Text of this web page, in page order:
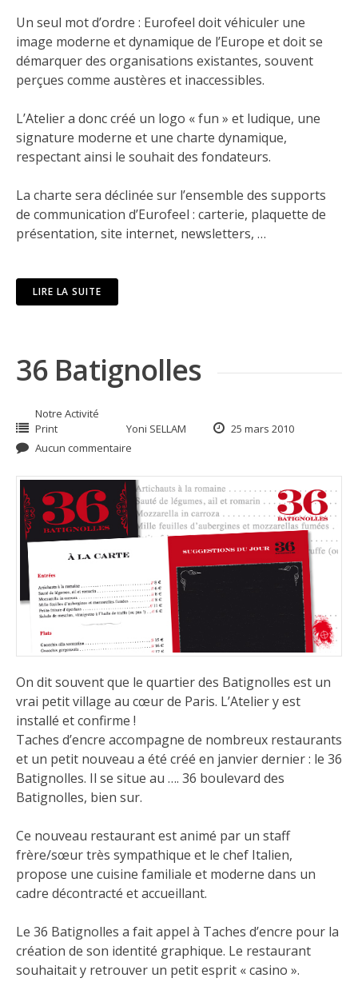
Un seul mot d’ordre : Eurofeel doit véhiculer une
image moderne et dynamique de l’Europe et doit se
démarquer des organisations existantes, souvent
perçues comme austères et inaccessibles.
L’Atelier a donc créé un logo « fun » et ludique, une
signature moderne et une charte dynamique,
respectant ainsi le souhait des fondateurs.
La charte sera déclinée sur l’ensemble des supports
de communication d’Eurofeel : carterie, plaquette de
présentation, site internet, newsletters, …
LIRE LA SUITE
36 Batignolles
Notre Activité
Print
Yoni SELLAM
25 mars 2010
Aucun commentaire
On dit souvent que le quartier des Batignolles est un
vrai petit village au cœur de Paris. L’Atelier y est
installé et confirme !
Taches d’encre accompagne de nombreux restaurants
et un petit nouveau a été créé en janvier dernier : le 36
Batignolles. Il se situe au …. 36 boulevard des
Batignolles, bien sur.
Ce nouveau restaurant est animé par un staff
frère/sœur très sympathique et le chef Italien,
propose une cuisine familiale et moderne dans un
cadre décontracté et accueillant.
Le 36 Batignolles a fait appel à Taches d’encre pour la
création de son identité graphique. Le restaurant
souhaitait y retrouver un petit esprit « casino ».